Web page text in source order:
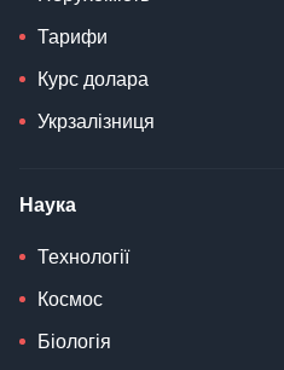
Тарифи
Курс долара
Укрзалізниця
Наука
Технології
Космос
Біологія